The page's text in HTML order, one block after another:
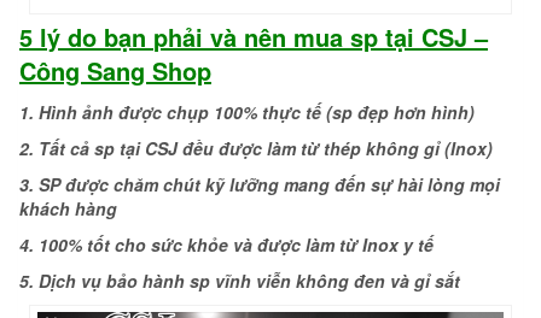
5 lý do bạn phải và nên mua sp tại CSJ –
Công Sang Shop
1. Hình ảnh được chụp 100% thực tế (sp đẹp hơn hình)
2. Tất cả sp tại CSJ đều được làm từ thép không gỉ (Inox)
3. SP được chăm chút kỹ lưỡng mang đến sự hài lòng mọi
khách hàng
4. 100% tốt cho sức khỏe và được làm từ Inox y tế
5. Dịch vụ bảo hành sp vĩnh viễn không đen và gỉ sắt